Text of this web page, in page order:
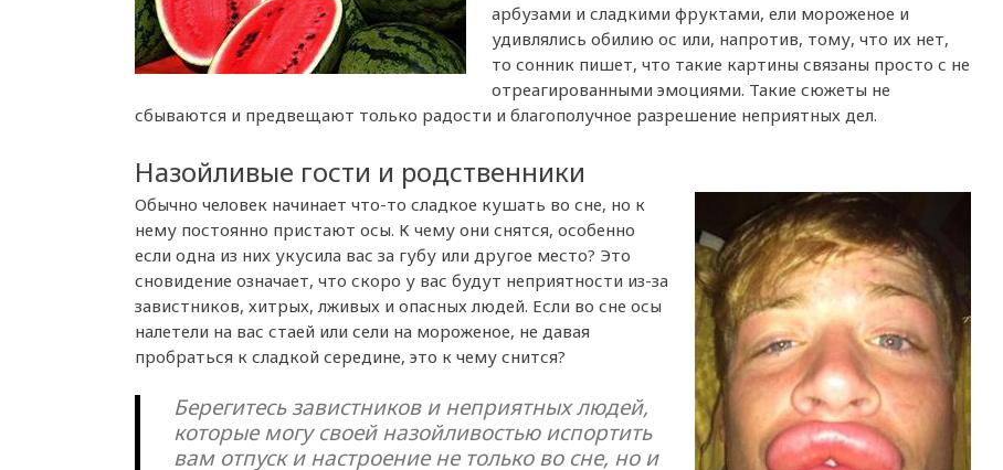
арбузами и сладкими фруктами, ели мороженое и
удивлялись обилию ос или, напротив, тому, что их нет,
то сонник пишет, что такие картины связаны просто с не
отреагированными эмоциями. Такие сюжеты не
сбываются и предвещают только радости и благополучное разрешение неприятных дел.
Назойливые гости и родственники
Обычно человек начинает что-то сладкое кушать во сне, но к
нему постоянно пристают осы. К чему они снятся, особенно
если одна из них укусила вас за губу или другое место? Это
сновидение означает, что скоро у вас будут неприятности из-за
завистников, хитрых, лживых и опасных людей. Если во сне осы
налетели на вас стаей или сели на мороженое, не давая
пробраться к сладкой середине, это к чему снится?
Берегитесь завистников и неприятных людей,
которые могу своей назойливостью испортить
вам отпуск и настроение не только во сне, но и